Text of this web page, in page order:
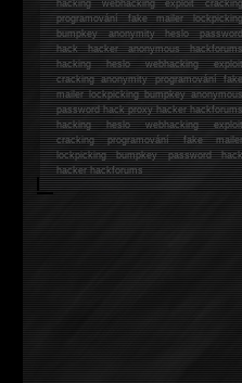
hackingwebhacking exploit cracking
programování fake mailer lockpicking
bumpkey anonymity heslo password
hackhacker anonymous hackforums
hackingheslo webhacking exploit
cracking anonymity programování fake
mailer lockpicking bumpkey anonymous
password hack proxy hacker hackforums
hacking heslo webhacking exploit
cracking programování fake mailer
lockpicking bumpkey password hack
hackerhackforums